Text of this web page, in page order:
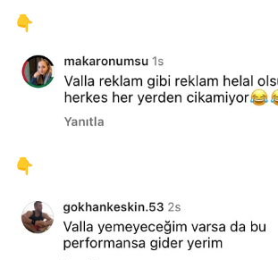
👇
👇